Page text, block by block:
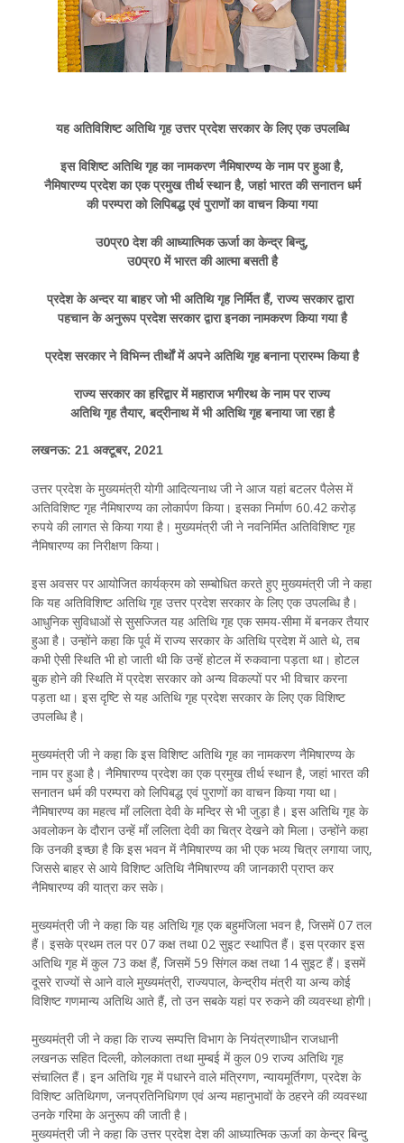
यह अतिविशिष्ट अतिथि गृह उत्तर प्रदेश सरकार के लिए एक उपलब्धि
इस विशिष्ट अतिथि गृह का नामकरण नैमिषारण्य के नाम पर हुआ है,
नैमिषारण्य प्रदेश का एक प्रमुख तीर्थ स्थान है, जहां भारत की सनातन धर्म
की परम्परा को लिपिबद्ध एवं पुराणों का वाचन किया गया
उ0प्र0 देश की आध्यात्मिक ऊर्जा का केन्द्र बिन्दु,
उ0प्र0 में भारत की आत्मा बसती है
प्रदेश के अन्दर या बाहर जो भी अतिथि गृह निर्मित हैं, राज्य सरकार द्वारा
पहचान के अनुरूप प्रदेश सरकार द्वारा इनका नामकरण किया गया है
प्रदेश सरकार ने विभिन्न तीर्थाें में अपने अतिथि गृह बनाना प्रारम्भ किया है
राज्य सरकार का हरिद्वार में महाराज भगीरथ के नाम पर राज्य
अतिथि गृह तैयार, बद्रीनाथ में भी अतिथि गृह बनाया जा रहा है
लखनऊ: 21 अक्टूबर, 2021
उत्तर प्रदेश के मुख्यमंत्री योगी आदित्यनाथ जी ने आज यहां बटलर पैलेस में
अतिविशिष्ट गृह नैमिषारण्य का लोकार्पण किया। इसका निर्माण 60.42 करोड़
रुपये की लागत से किया गया है। मुख्यमंत्री जी ने नवनिर्मित अतिविशिष्ट गृह
नैमिषारण्य का निरीक्षण किया।
इस अवसर पर आयोजित कार्यक्रम को सम्बोधित करते हुए मुख्यमंत्री जी ने कहा
कि यह अतिविशिष्ट अतिथि गृह उत्तर प्रदेश सरकार के लिए एक उपलब्धि है।
आधुनिक सुविधाओं से सुसज्जित यह अतिथि गृह एक समय-सीमा में बनकर तैयार
हुआ है। उन्होंने कहा कि पूर्व में राज्य सरकार के अतिथि प्रदेश में आते थे, तब
कभी ऐसी स्थिति भी हो जाती थी कि उन्हें होटल में रुकवाना पड़ता था। होटल
बुक होने की स्थिति में प्रदेश सरकार को अन्य विकल्पों पर भी विचार करना
पड़ता था। इस दृष्टि से यह अतिथि गृह प्रदेश सरकार के लिए एक विशिष्ट
उपलब्धि है।
मुख्यमंत्री जी ने कहा कि इस विशिष्ट अतिथि गृह का नामकरण नैमिषारण्य के
नाम पर हुआ है। नैमिषारण्य प्रदेश का एक प्रमुख तीर्थ स्थान है, जहां भारत की
सनातन धर्म की परम्परा को लिपिबद्ध एवं पुराणों का वाचन किया गया था।
नैमिषारण्य का महत्व माँ ललिता देवी के मन्दिर से भी जुड़ा है। इस अतिथि गृह के
अवलोकन के दौरान उन्हें माँ ललिता देवी का चित्र देखने को मिला। उन्होंने कहा
कि उनकी इच्छा है कि इस भवन में नैमिषारण्य का भी एक भव्य चित्र लगाया जाए,
जिससे बाहर से आये विशिष्ट अतिथि नैमिषारण्य की जानकारी प्राप्त कर
नैमिषारण्य की यात्रा कर सके।
मुख्यमंत्री जी ने कहा कि यह अतिथि गृह एक बहुमंजिला भवन है, जिसमें 07 तल
हैं। इसके प्रथम तल पर 07 कक्ष तथा 02 सुइट स्थापित हैं। इस प्रकार इस
अतिथि गृह में कुल 73 कक्ष हैं, जिसमें 59 सिंगल कक्ष तथा 14 सुइट हैं। इसमें
दूसरे राज्यों से आने वाले मुख्यमंत्री, राज्यपाल, केन्द्रीय मंत्री या अन्य कोई
विशिष्ट गणमान्य अतिथि आते हैं, तो उन सबके यहां पर रुकने की व्यवस्था होगी।
मुख्यमंत्री जी ने कहा कि राज्य सम्पत्ति विभाग के नियंत्रणाधीन राजधानी
लखनऊ सहित दिल्ली, कोलकाता तथा मुम्बई में कुल 09 राज्य अतिथि गृह
संचालित हैं। इन अतिथि गृह में पधारने वाले मंत्रिगण, न्यायमूर्तिगण, प्रदेश के
विशिष्ट अतिथिगण, जनप्रतिनिधिगण एवं अन्य महानुभावों के ठहरने की व्यवस्था
उनके गरिमा के अनुरूप की जाती है।
मुख्यमंत्री जी ने कहा कि उत्तर प्रदेश देश की आध्यात्मिक ऊर्जा का केन्द्र बिन्दु